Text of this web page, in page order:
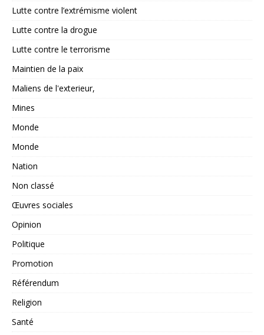
Lutte contre l’extrémisme violent
Lutte contre la drogue
Lutte contre le terrorisme
Maintien de la paix
Maliens de l'exterieur,
Mines
Monde
Monde
Nation
Non classé
Œuvres sociales
Opinion
Politique
Promotion
Référendum
Religion
Santé